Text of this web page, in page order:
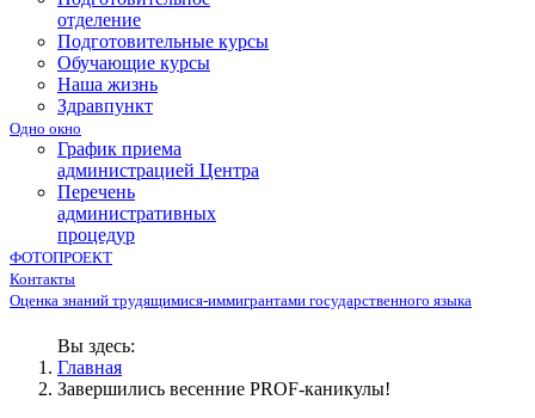
отделение
Подготовительные курсы
Обучающие курсы
Наша жизнь
Здравпункт
Одно окно
График приема
администрацией Центра
Перечень
административных
процедур
ФОТОПРОЕКТ
Контакты
Оценка знаний трудящимися-иммигрантами государственного языка
Вы здесь:
Главная
Завершились весенние PROF-каникулы!